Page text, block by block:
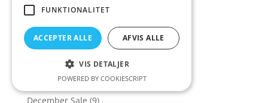
Daring Intimates (17)
Date Night Tr (1)
Date Night Treats (1)
Day Deals (2)
December Sale (9)
FUNKTIONALITET
ACCEPTER ALLE AFVIS ALLE
VIS DETALJER
POWERED BY COOKIESCRIPT